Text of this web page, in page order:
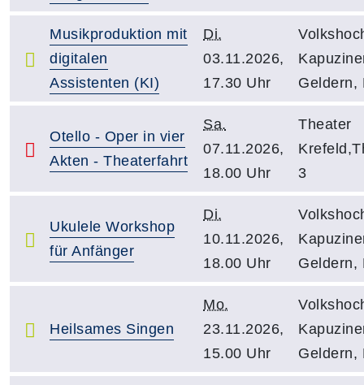
Musikproduktion mit
digitalen
Assistenten (KI)
Di.
03.11.2026,
17.30 Uhr
Geldern,
Otello - Oper in vier
Akten - Theaterfahrt
Sa.
07.11.2026,
18.00 Uhr
Theater
3
Ukulele Workshop
für Anfänger
Di.
10.11.2026,
18.00 Uhr
Geldern,
Heilsames Singen
Mo.
23.11.2026,
15.00 Uhr
Geldern,